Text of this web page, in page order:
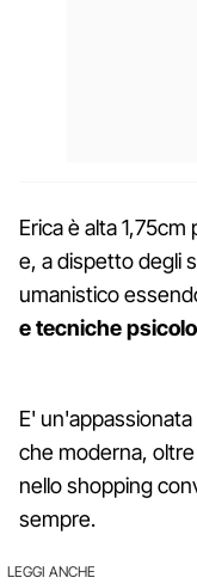
Erica è alta
e, a dispetto degli
umanistico
e tecniche
E'
che moderna,
nello shopping
sempre.
LEGGI ANCHE